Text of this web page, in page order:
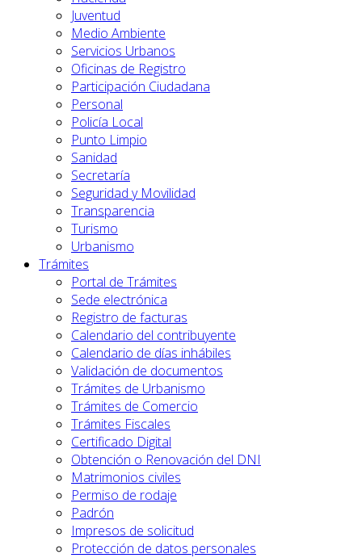
Juventud
Medio Ambiente
Servicios Urbanos
Oficinas de Registro
Participación Ciudadana
Personal
Policía Local
Punto Limpio
Sanidad
Secretaría
Seguridad y Movilidad
Transparencia
Turismo
Urbanismo
Trámites
Portal de Trámites
Sede electrónica
Registro de facturas
Calendario del contribuyente
Calendario de días inhábiles
Validación de documentos
Trámites de Urbanismo
Trámites de Comercio
Trámites Fiscales
Certificado Digital
Obtención o Renovación del DNI
Matrimonios civiles
Permiso de rodaje
Padrón
Impresos de solicitud
Protección de datos personales